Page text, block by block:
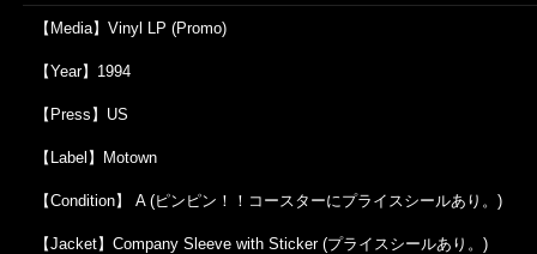
【Media】Vinyl LP (Promo)
【Year】1994
【Press】US
【Label】Motown
【Condition】 A (ピンピン！！コースターにプライスシールあり。)
【Jacket】Company Sleeve with Sticker (プライスシールあり。)